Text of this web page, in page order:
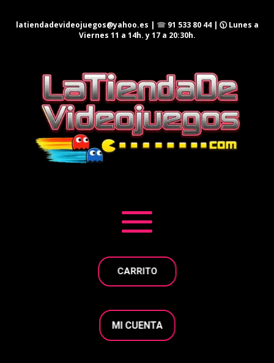
latiendadevideojuegos@yahoo.es | ☎ 91 533 80 44| 🕦 Lunes a
Viernes 11 a 14h. y 17 a 20:30h.
CARRITO
MI CUENTA